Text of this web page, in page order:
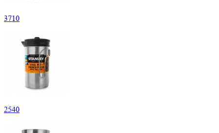
3710
2540